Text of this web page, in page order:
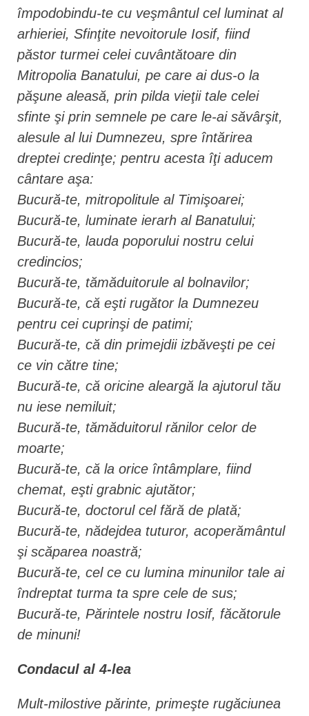
împodobindu-te cu veşmântul cel luminat al
arhieriei, Sfinţite nevoitorule Iosif, fiind
păstor turmei celei cuvântătoare din
Mitropolia Banatului, pe care ai dus-o la
păşune aleasă, prin pilda vieţii tale celei
sfinte şi prin semnele pe care le-ai săvârşit,
alesule al lui Dumnezeu, spre întărirea
dreptei credinţe; pentru acesta îţi aducem
cântare aşa:
Bucură-te, mitropolitule al Timişoarei;
Bucură-te, luminate ierarh al Banatului;
Bucură-te, lauda poporului nostru celui
credincios;
Bucură-te, tămăduitorule al bolnavilor;
Bucură-te, că eşti rugător la Dumnezeu
pentru cei cuprinşi de patimi;
Bucură-te, că din primejdii izbăveşti pe cei
ce vin către tine;
Bucură-te, că oricine aleargă la ajutorul tău
nu iese nemiluit;
Bucură-te, tămăduitorul rănilor celor de
moarte;
Bucură-te, că la orice întâmplare, fiind
chemat, eşti grabnic ajutător;
Bucură-te, doctorul cel fără de plată;
Bucură-te, nădejdea tuturor, acoperământul
şi scăparea noastră;
Bucură-te, cel ce cu lumina minunilor tale ai
îndreptat turma ta spre cele de sus;
Bucură-te, Părintele nostru Iosif, făcătorule
de minuni!
Condacul al 4-lea
Mult-milostive părinte, primeşte rugăciunea